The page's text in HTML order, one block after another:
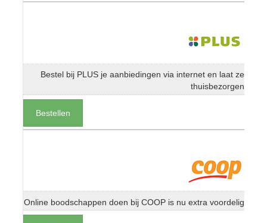
Bestel bij PLUS je aanbiedingen via internet en laat ze
thuisbezorgen
Bestellen
Online boodschappen doen bij COOP is nu extra voordelig